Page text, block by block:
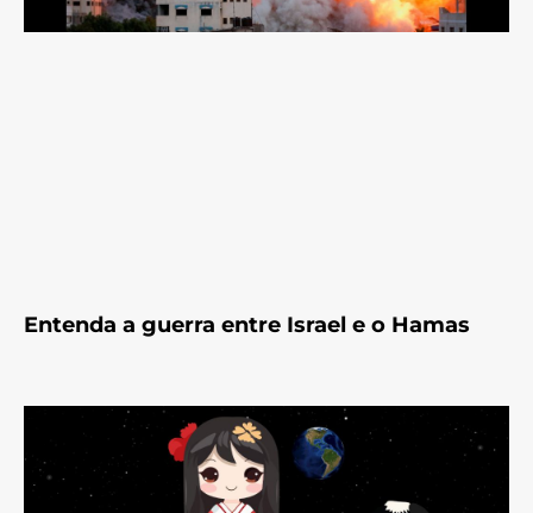
Entenda a guerra entre Israel e o Hamas